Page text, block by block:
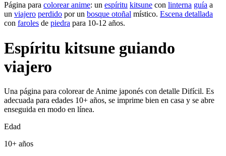
Página para colorear anime: un espíritu kitsune con linterna guía a
un viajero perdido por un bosque otoñal místico. Escena detallada
con faroles de piedra para 10-12 años.
Espíritu kitsune guiando
viajero
Una página para colorear de Anime japonés con detalle Difícil. Es
adecuada para edades 10+ años, se imprime bien en casa y se abre
enseguida en modo en línea.
Edad
10+ años